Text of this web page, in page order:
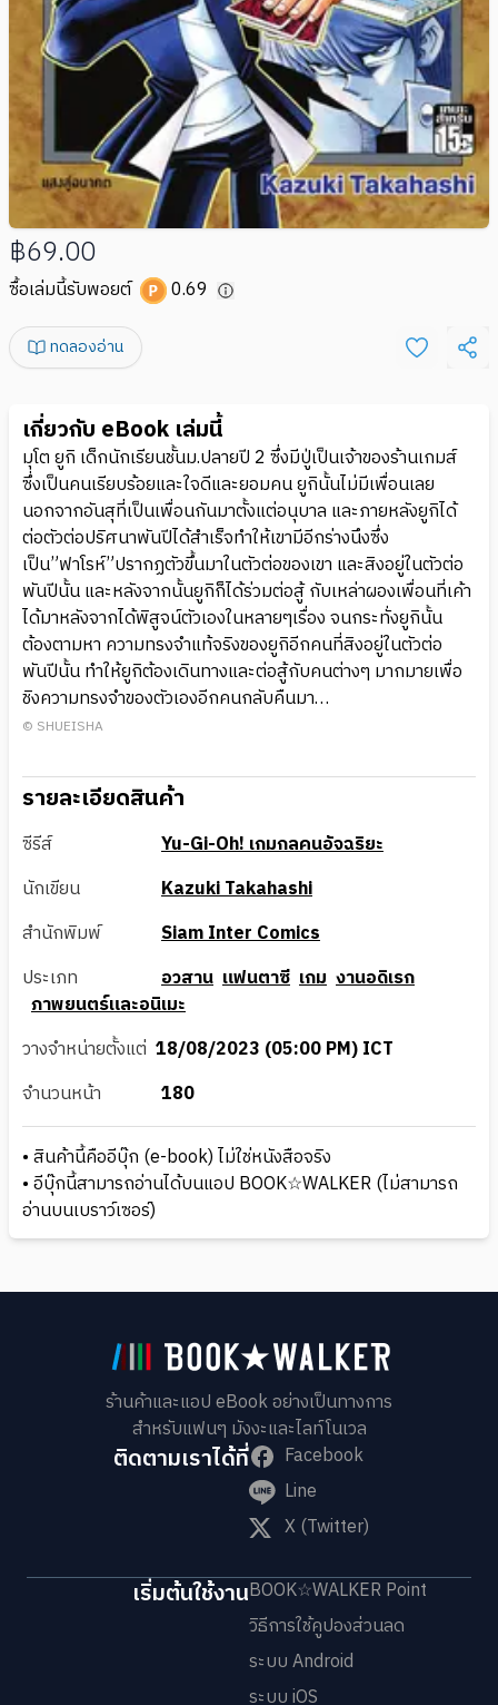
฿69.00
ซื้อเล่มนี้รับพอยต์ 0.69
ทดลองอ่าน
เกี่ยวกับ eBook เล่มนี้
มุโต ยูกิ เด็กนักเรียนชั้นม.ปลายปี 2 ซึ่งมีปู่เป็นเจ้าของร้านเกมส์
ซึ่งเป็นคนเรียบร้อยและใจดีและยอมคน ยูกินั้นไม่มีเพื่อนเลย
นอกจากอันสุที่เป็นเพื่อนกันมาตั้งแต่อนุบาล และภายหลังยูกิได้
ต่อตัวต่อปริศนาพันปีได้สำเร็จทำให้เขามีอีกร่างนึงซึ่ง
เป็น”ฟาโรห์”ปรากฏตัวขึ้นมาในตัวต่อของเขา และสิงอยู่ในตัวต่อ
พันปีนั้น และหลังจากนั้นยูกิก็ได้ร่วมต่อสู้ กับเหล่าผองเพื่อนที่เค้า
ได้มาหลังจากได้พิสูจน์ตัวเองในหลายๆเรื่อง จนกระทั่งยูกินั้น
ต้องตามหา ความทรงจำแท้จริงของยูกิอีกคนที่สิงอยู่ในตัวต่อ
พันปีนั้น ทำให้ยูกิต้องเดินทางและต่อสู้กับคนต่างๆ มากมายเพื่อ
ชิงความทรงจำของตัวเองอีกคนกลับคืนมา…
© SHUEISHA
รายละเอียดสินค้า
ซีรีส์
Yu-Gi-Oh! เกมกลคนอัจฉริยะ
นักเขียน
Kazuki Takahashi
สำนักพิมพ์
Siam Inter Comics
ประเภท
อวสาน แฟนตาซี เกม งานอดิเรก
ภาพยนตร์และอนิเมะ
วางจำหน่ายตั้งแต่ 18/08/2023 (05:00 PM) ICT
จำนวนหน้า
180
• สินค้านี้คืออีบุ๊ก (e-book) ไม่ใช่หนังสือจริง
• อีบุ๊กนี้สามารถอ่านได้บนแอป BOOK☆WALKER (ไม่สามารถ
อ่านบนเบราว์เซอร์)
ร้านค้าและแอป eBook อย่างเป็นทางการ
สำหรับแฟนๆ มังงะและไลท์โนเวล
ติดตามเราได้ที่
Facebook
Line
X (Twitter)
เริ่มต้นใช้งานBOOK☆WALKER Point
วิธีการใช้คูปองส่วนลด
ระบบ Android
ระบบ iOS